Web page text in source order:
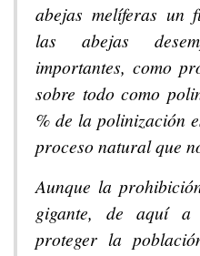
abejas melíferas un
las abejas
importantes, como
sobre todo como
% de la polinización
proceso natural que
Aunque la
gigante, de aquí
proteger la